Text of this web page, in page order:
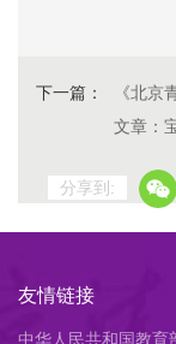
下一篇：
《北
文章：
分享到:
友情链接
中华人民共和国教育